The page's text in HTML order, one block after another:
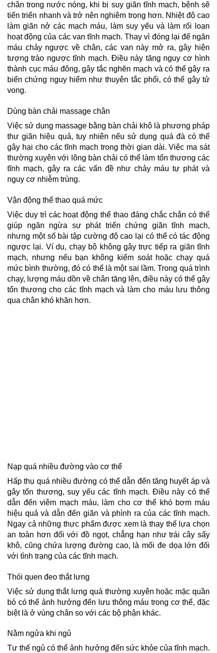
chân trong nước nóng, khi bị suy giãn tĩnh mạch, bệnh sẽ
tiến triển nhanh và trở nên nghiêm trọng hơn. Nhiệt độ cao
làm giãn nở các mạch máu, làm suy yếu và làm rối loạn
hoạt động của các van tĩnh mạch. Thay vì đóng lại để ngăn
máu chảy ngược về chân, các van này mở ra, gây hiện
tượng trào ngược tĩnh mạch. Điều này tăng nguy cơ hình
thành cục máu đông, gây tắc nghẽn mạch và có thể gây ra
biến chứng nguy hiểm như thuyên tắc phổi, có thể gây tử
vong.
Dùng bàn chải massage chân
Việc sử dụng massage bằng bàn chải khô là phương pháp
thư giãn hiệu quả, tuy nhiên nếu sử dụng quá đà có thể
gây hại cho các tĩnh mạch trong thời gian dài. Việc ma sát
thường xuyên với lông bàn chải có thể làm tổn thương các
tĩnh mạch, gây ra các vấn đề như chảy máu tự phát và
nguy cơ nhiễm trùng.
Vận động thể thao quá mức
Việc duy trì các hoạt động thể thao đáng chắc chắn có thể
giúp ngăn ngừa sự phát triển chứng giãn tĩnh mạch,
nhưng một số bài tập cường độ cao lại có thể có tác động
ngược lại. Ví dụ, chạy bộ không gây trực tiếp ra giãn tĩnh
mạch, nhưng nếu bạn không kiểm soát hoặc chạy quá
mức bình thường, đó có thể là một sai lầm. Trong quá trình
chạy, lượng máu dồn về chân tăng lên, điều này có thể gây
tổn thương cho các tĩnh mạch và làm cho máu lưu thông
qua chân khó khăn hơn.
Nạp quá nhiều đường vào cơ thể
Hấp thụ quá nhiều đường có thể dẫn đến tăng huyết áp và
gây tổn thương, suy yếu các tĩnh mạch. Điều này có thể
dẫn đến viêm mạch máu, làm cho cơ thể khó bơm máu
hiệu quả và dẫn đến giãn và phình ra của các tĩnh mạch.
Ngay cả những thực phẩm được xem là thay thế lựa chọn
an toàn hơn đối với đồ ngọt, chẳng hạn như trái cây sấy
khô, cũng chứa lượng đường cao, là mối đe dọa lớn đối
với tình trạng của các tĩnh mạch.
Thói quen đeo thắt lưng
Việc sử dụng thắt lưng quá thường xuyên hoặc mặc quần
bó có thể ảnh hưởng đến lưu thông máu trong cơ thể, đặc
biệt là ở vùng chân so với các bộ phận khác.
Nằm ngửa khi ngủ
Tư thế ngủ có thể ảnh hưởng đến sức khỏe của tĩnh mạch.